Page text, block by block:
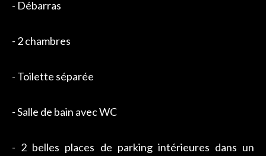
- Débarras
- 2 chambres
- Toilette séparée
- Salle de bain avec WC
- 2 belles places de parking intérieures dans un